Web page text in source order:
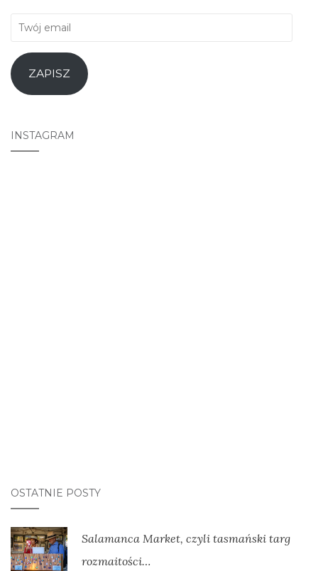
Twój
ZAPISZ
INSTAGRAM
OSTATNIE POSTY
Salamanca Market, czyli tasmański targ
rozmaitości…